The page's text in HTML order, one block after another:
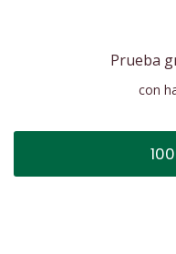
Prueba
con